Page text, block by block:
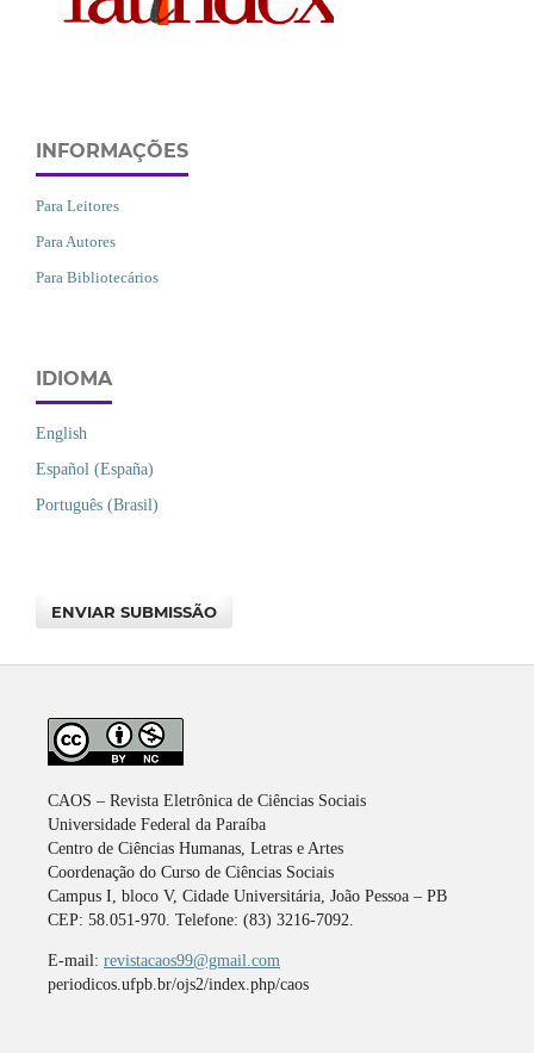
INFORMAÇÕES
Para Leitores
Para Autores
Para Bibliotecários
IDIOMA
English
Español (España)
Português (Brasil)
ENVIAR SUBMISSÃO
CAOS – Revista Eletrônica de Ciências Sociais
Universidade Federal da Paraíba
Centro de Ciências Humanas, Letras e Artes
Coordenação do Curso de Ciências Sociais
Campus I, bloco V, Cidade Universitária, João Pessoa – PB
CEP: 58.051-970. Telefone: (83) 3216-7092.
E-mail: revistacaos99@gmail.com
periodicos.ufpb.br/ojs2/index.php/caos